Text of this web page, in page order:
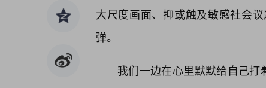
大尺度画面、抑或触及敏感社会
弹。
我们一边在心里默默给自己打